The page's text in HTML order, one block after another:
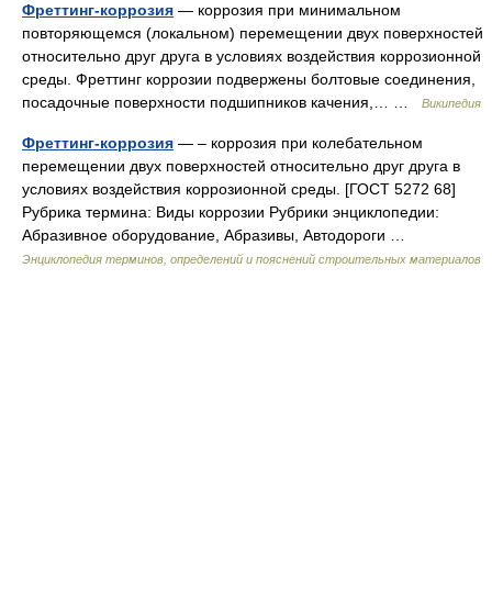
Фреттинг-коррозия — коррозия при минимальном
повторяющемся (локальном) перемещении двух поверхностей
относительно друг друга в условиях воздействия коррозионной
среды. Фреттинг коррозии подвержены болтовые соединения,
посадочные поверхности подшипников качения,… …
Википедия
Фреттинг-коррозия — – коррозия при колебательном
перемещении двух поверхностей относительно друг друга в
условиях воздействия коррозионной среды. [ГОСТ 5272 68]
Рубрика термина: Виды коррозии Рубрики энциклопедии:
Абразивное оборудование, Абразивы, Автодороги …
Энциклопедия терминов, определений и пояснений строительных материалов